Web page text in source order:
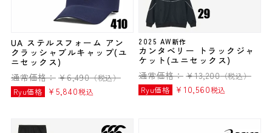
UA ステルスフォーム アン
クラッシャブルキャップ(ユ
ニセックス)
通常価格： ¥6,490（税込）
Ryu価格
¥ 5,840税込
2025 AW新作
カンタベリー トラックジャ
ケット(ユニセックス)
通常価格： ¥13,200（税込）
Ryu価格
¥ 10,560税込